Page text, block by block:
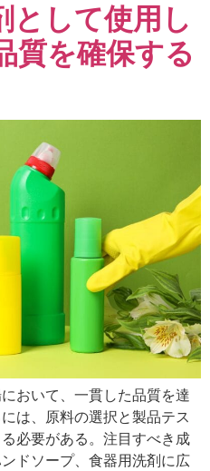
として使用し
質を確保する
おいて、一貫した品質を達
は、原料の選択と製品テス
必要がある。注目すべき成
ドソープ、食器用洗剤に広